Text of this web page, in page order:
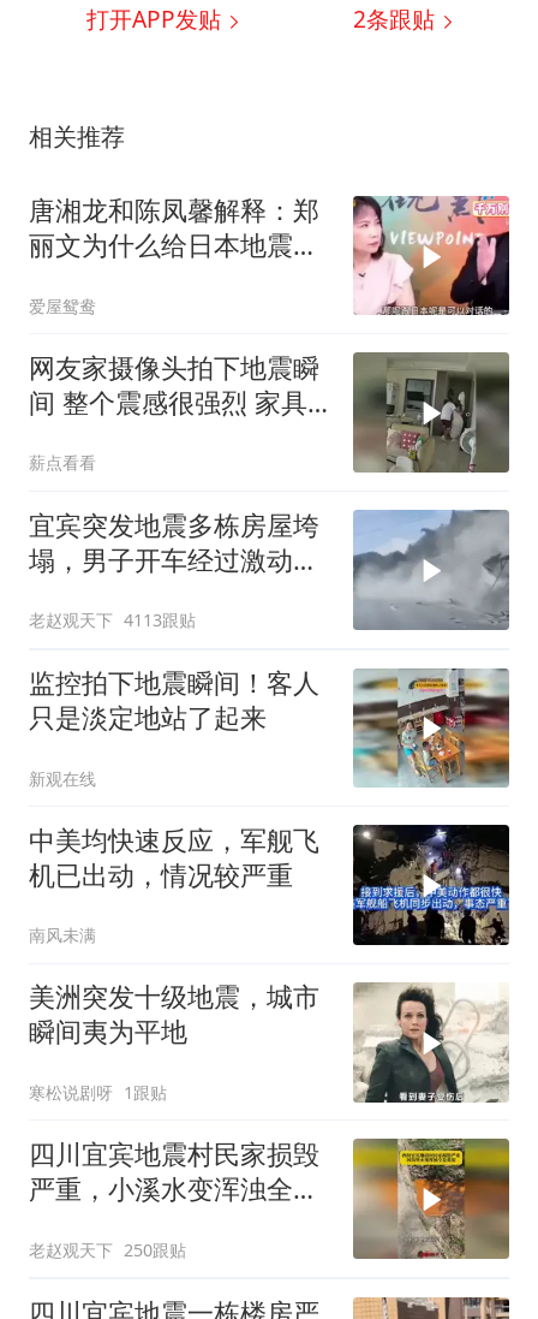
打开APP发贴 2条跟贴
相关推荐
唐湘龙和陈凤馨解释：郑
丽文为什么给日本地震捐
爱屋鸳鸯
网友家摄像头拍下地震瞬
间 整个震感很强烈 家具
薪点看看
宜宾突发地震多栋房屋垮
塌，男子开车经过激动
老赵观天下 4113跟贴
监控拍下地震瞬间！客人
只是淡定地站了起来
新观在线
中美均快速反应，军舰飞
机已出动，情况较严重
南风未满
美洲突发十级地震，城市
瞬间夷为平地
寒松说剧呀 1跟贴
四川宜宾地震村民家损毁
严重，小溪水变浑浊全是
老赵观天下 250跟贴
四川宜宾地震一栋楼房严